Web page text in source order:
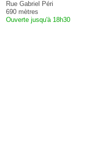
Rue Gabriel Péri
690 mètres
Ouverte jusqu'à 18h30